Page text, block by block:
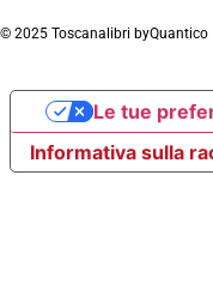
© 2025 Toscanalibri byQuantico
Informativa sulla
Le tue